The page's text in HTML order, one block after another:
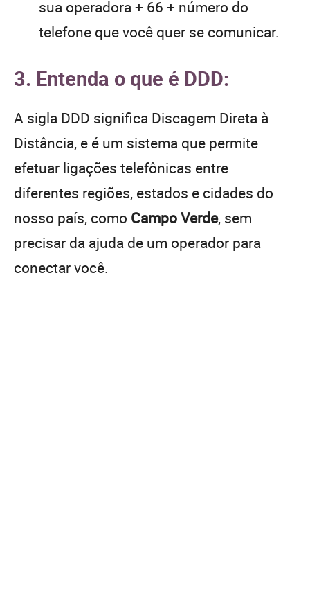
sua operadora + 66 + número do
telefone que você quer se comunicar.
3. Entenda o que é DDD:
A sigla DDD significa Discagem Direta à
Distância, e é um sistema que permite
efetuar ligações telefônicas entre
diferentes regiões, estados e cidades do
nosso país, como Campo Verde, sem
precisar da ajuda de um operador para
conectar você.